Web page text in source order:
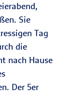
Sie
Tag
die
nach Hause
Der 5er